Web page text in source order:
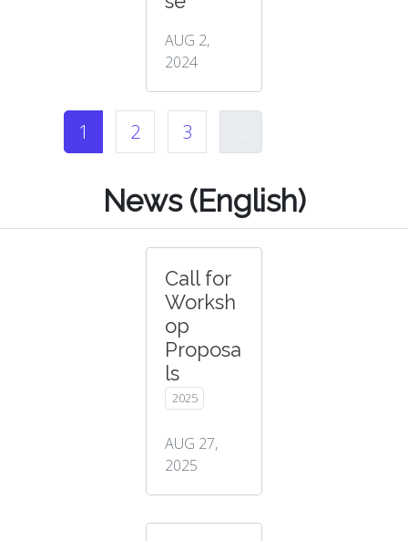
AUG 2,
2024
1 2 3
News (English)
Call for
Worksh
op
Proposa
ls
2025
AUG 27,
2025